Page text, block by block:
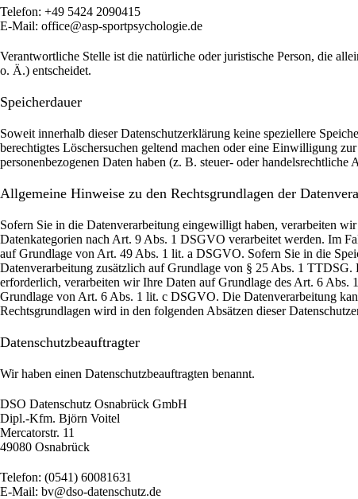
Telefon: +49 5424 2090415
E-Mail: office@asp-sportpsychologie.de
Verantwortliche Stelle ist die natürliche oder juristische Person, die
o. Ä.) entscheidet.
Speicherdauer
Soweit innerhalb dieser Datenschutzerklärung keine speziellere
berechtigtes Löschersuchen geltend machen oder eine Einwilligung
personenbezogenen Daten haben (z. B. steuer- oder
Allgemeine Hinweise zu den Rechtsgrundlagen der
Sofern Sie in die Datenverarbeitung eingewilligt haben, verarbeiten
Datenkategorien nach Art. 9 Abs. 1 DSGVO verarbeitet werden. Im
auf Grundlage von Art. 49 Abs. 1 lit. a DSGVO. Sofern Sie in die
Datenverarbeitung zusätzlich auf Grundlage von § 25 Abs. 1
erforderlich, verarbeiten wir Ihre Daten auf Grundlage des Art. 6
Grundlage von Art. 6 Abs. 1 lit. c DSGVO. Die Datenverarbeitung
Rechtsgrundlagen wird in den folgenden Absätzen dieser
Datenschutz­beauftragter
Wir haben einen Datenschutzbeauftragten benannt.
DSO Datenschutz Osnabrück GmbH
Dipl.-Kfm. Björn Voitel
Mercatorstr. 11
49080 Osnabrück
Telefon: (0541) 60081631
E-Mail: bv@dso-datenschutz.de